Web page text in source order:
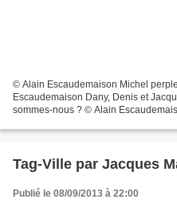
© Alain Escaudemaison Michel
Escaudemaison Dany, Denis et
sommes-nous ? © Alain
Tag-Ville par Jacques
Publié le 08/09/2013 à 22:00